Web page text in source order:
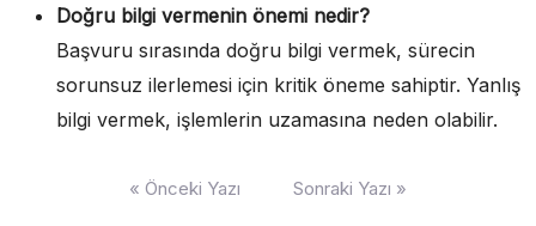
Doğru bilgi vermenin önemi nedir?
Başvuru sırasında doğru bilgi vermek, sürecin
sorunsuz ilerlemesi için kritik öneme sahiptir. Yanlış
bilgi vermek, işlemlerin uzamasına neden olabilir.
« Önceki Yazı Sonraki Yazı »